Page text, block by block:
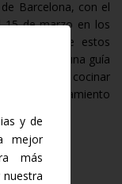
Barcelona, con el
15 de marzo en los
Durante estos
de una guía
conservar y cocinar
el asesoramiento
y de
mejor
más